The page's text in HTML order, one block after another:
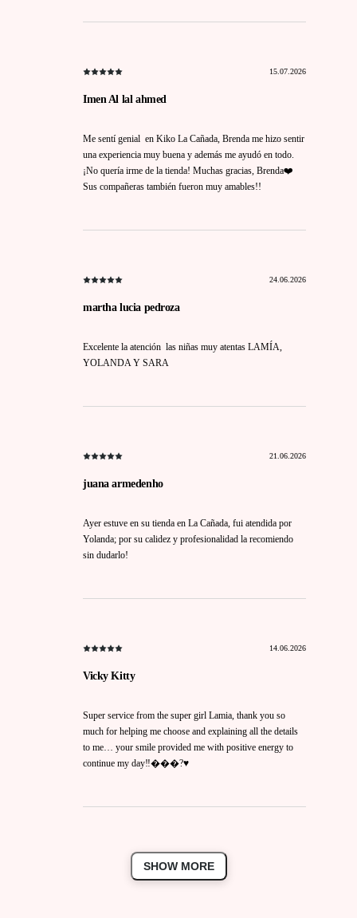
15.07.2026
Imen Al lal ahmed
Me sentí genial en Kiko La Cañada, Brenda me hizo sentir
una experiencia muy buena y además me ayudó en todo.
¡No quería irme de la tienda! Muchas gracias, Brenda❤️
Sus compañeras también fueron muy amables!!
24.06.2026
martha lucia pedroza
Excelente la atención las niñas muy atentas LAMÍA,
YOLANDA Y SARA
21.06.2026
juana armedenho
Ayer estuve en su tienda en La Cañada, fui atendida por
Yolanda; por su calidez y profesionalidad la recomiendo
sin dudarlo!
14.06.2026
Vicky Kitty
Super service from the super girl Lamia, thank you so
much for helping me choose and explaining all the details
to me… your smile provided me with positive energy to
continue my day‼️���?♥️
SHOW MORE